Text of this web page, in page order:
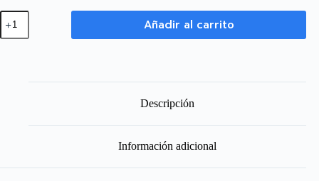
MODULO
CONECTOR
CON
Añadir al carrito
Descripción
Información adicional